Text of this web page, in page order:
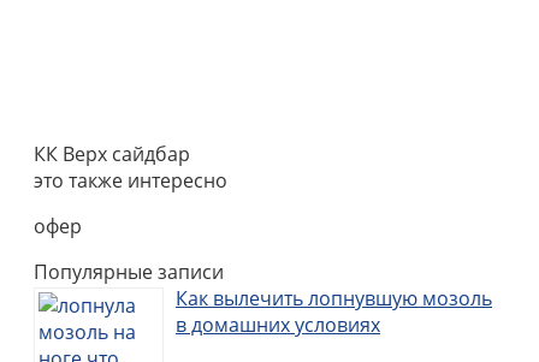
КК Верх сайдбар
это также интересно
офер
Популярные записи
Как вылечить лопнувшую мозоль
в домашних условиях